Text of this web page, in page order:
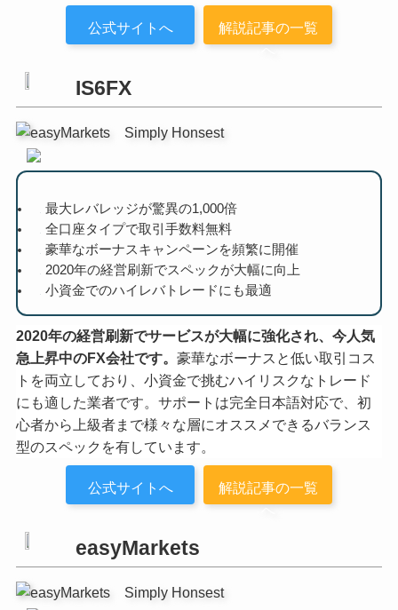
公式サイトへ
解説記事の一覧
へ
IS6FX
最大レバレッジが驚異の1,000倍
全口座タイプで取引手数料無料
豪華なボーナスキャンペーンを頻繁に開催
2020年の経営刷新でスペックが大幅に向上
小資金でのハイレバトレードにも最適
2020年の経営刷新でサービスが大幅に強化され、今人気
急上昇中のFX会社です。 豪華なボーナスと低い取引コス
トを両立しており、小資金で挑むハイリスクなトレード
にも適した業者です。サポートは完全日本語対応で、初
心者から上級者まで様々な層にオススメできるバランス
型のスペックを有しています。
公式サイトへ
解説記事の一覧
へ
easyMarkets